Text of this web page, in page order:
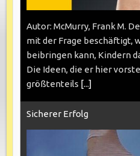
Autor: McMurry, Frank M.
mit der Frage beschäftigt,
beibringen kann, Kindern
Die Ideen, die er hier
größtenteils [...]
Sicherer Erfolg